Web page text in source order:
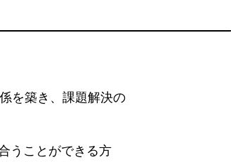
を築き、課題解決の
うことができる方